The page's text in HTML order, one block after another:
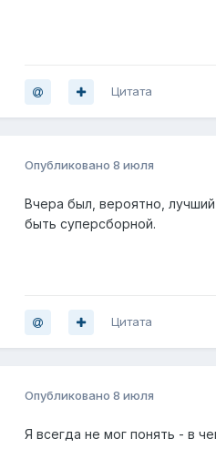
Цитата
Опубликовано 8 июля
Вчера был, вероятно,
быть суперсборной.
Цитата
Опубликовано 8 июля
Я всегда не мог понять - в